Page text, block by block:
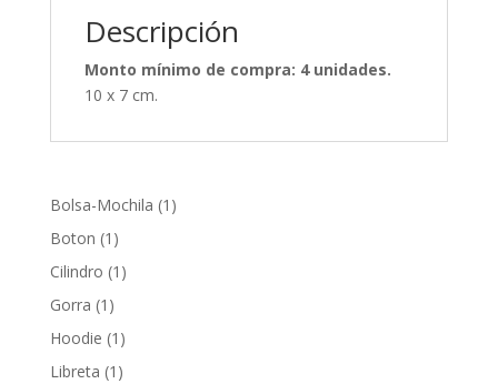
Descripción
Monto mínimo de compra: 4 unidades.
10 x 7 cm.
Bolsa-Mochila 1 1
Boton 1 1
producto
Cilindro 1 1
Gorra 1 1
producto
Hoodie 1 1
producto
Libreta 1 1